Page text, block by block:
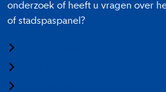
onderzoek of heeft u vragen over
of stadspaspanel?